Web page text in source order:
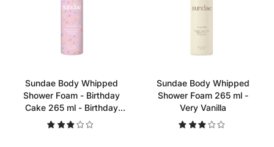
Sundae Body Whipped
Shower Foam - Birthday
Cake 265 ml - Birthday
Cake Whipped
Sundae Body Whipped
Shower Foam 265 ml -
Very Vanilla